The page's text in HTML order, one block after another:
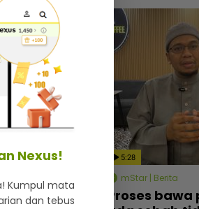
bagi
5:28
mStar | Berita
Proses
Nexus!
Kumpul mata
dan tebus